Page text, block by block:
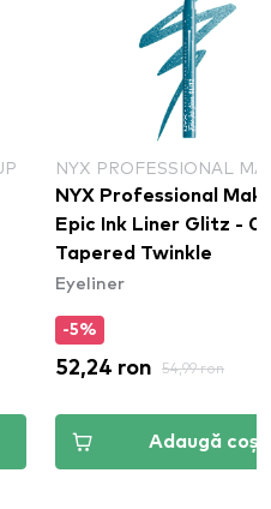
NYX PROFESSIONAL
NYX Professional
Epic Ink Liner Glitz - 01
Tapered Twinkle
Eyeliner
-5%
52,24 ron 54,99 ron
Adaugă coș